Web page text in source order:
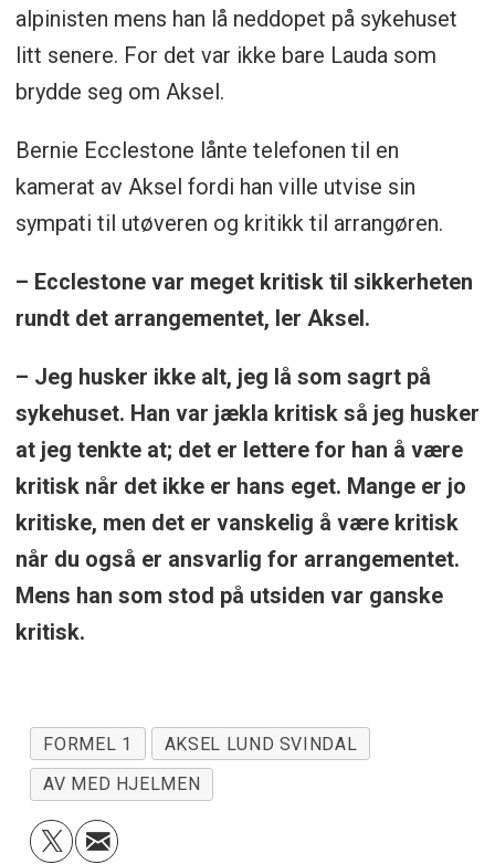
alpinisten mens han lå neddopet på sykehuset
litt senere. For det var ikke bare Lauda som
brydde seg om Aksel.
Bernie Ecclestone lånte telefonen til en
kamerat av Aksel fordi han ville utvise sin
sympati til utøveren og kritikk til arrangøren.
– Ecclestone var meget kritisk til sikkerheten
rundt det arrangementet, ler Aksel.
– Jeg husker ikke alt, jeg lå som sagrt på
sykehuset. Han var jækla kritisk så jeg husker
at jeg tenkte at; det er lettere for han å være
kritisk når det ikke er hans eget. Mange er jo
kritiske, men det er vanskelig å være kritisk
når du også er ansvarlig for arrangementet.
Mens han som stod på utsiden var ganske
kritisk.
FORMEL 1
AKSEL LUND SVINDAL
AV MED HJELMEN